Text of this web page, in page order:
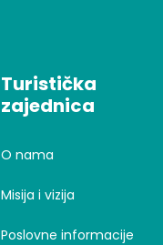
Turistička
zajednica
O nama
Misija i vizija
Poslovne informacije